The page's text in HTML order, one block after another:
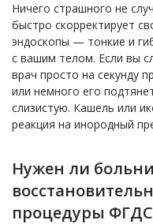
Ничего страшного не
быстро скорректирует
эндоскопы — тонкие и
с вашим телом. Если вы
врач просто на секунду
или немного его
слизистую. Кашель или
реакция на инородный
Нужен ли
процедуры